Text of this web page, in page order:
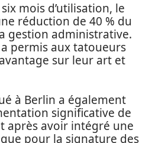
mois d’utilisation, le
réduction de 40 % du
gestion administrative.
a permis aux tatoueurs
sur leur art et
à Berlin a également
significative de
après avoir intégré une
pour la signature des